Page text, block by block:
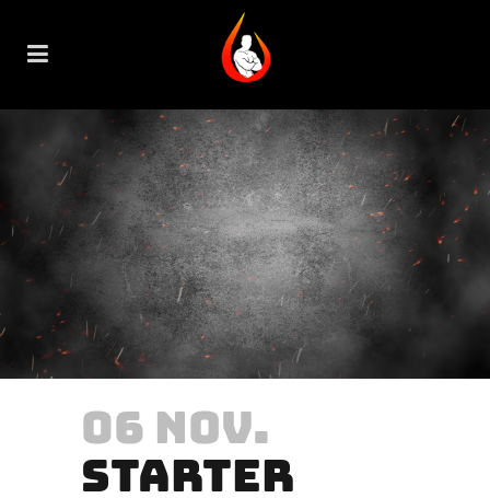
06 NOV.
STARTER